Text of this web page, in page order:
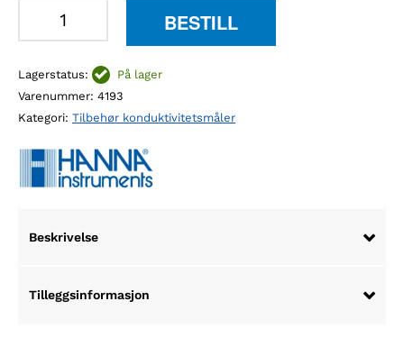
og
TDS
probe
antall
BESTILL
Lagerstatus:
På lager
Varenummer: 4193
Kategori: Tilbehør konduktivitetsmåler
Beskrivelse
Tilleggsinformasjon